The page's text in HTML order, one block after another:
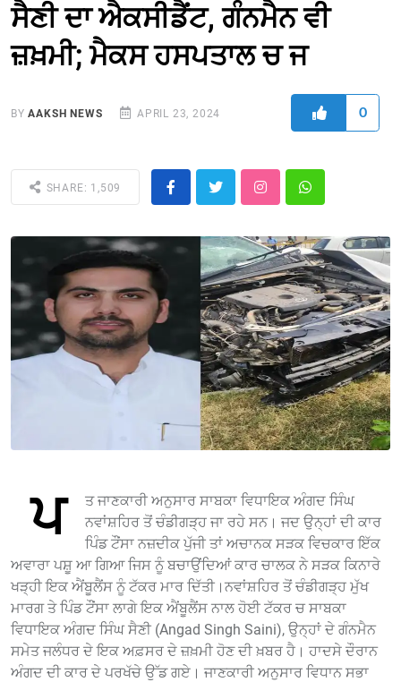
ਸੈਣੀ ਦਾ ਐਕਸੀਡੈਂਟ, ਗੰਨਮੈਨ ਵੀ
ਜ਼ਖ਼ਮੀ; ਮੈਕਸ ਹਸਪਤਾਲ ਚ ਜ
BYAAKSH NEWS APRIL 23, 2024 0
SHARE: 1,509
ਪ
ਤ ਜਾਣਕਾਰੀ ਅਨੁਸਾਰ ਸਾਬਕਾ ਵਿਧਾਇਕ ਅੰਗਦ ਸਿੰਘ
ਨਵਾਂਸ਼ਹਿਰ ਤੋਂ ਚੰਡੀਗੜ੍ਹ ਜਾ ਰਹੇ ਸਨ। ਜਦ ਉਨ੍ਹਾਂ ਦੀ ਕਾਰ
ਪਿੰਡ ਟੌਂਸਾ ਨਜ਼ਦੀਕ ਪੁੱਜੀ ਤਾਂ ਅਚਾਨਕ ਸੜਕ ਵਿਚਕਾਰ ਇੱਕ
ਅਵਾਰਾ ਪਸ਼ੂ ਆ ਗਿਆ ਜਿਸ ਨੂੰ ਬਚਾਉਂਦਿਆਂ ਕਾਰ ਚਾਲਕ ਨੇ ਸੜਕ ਕਿਨਾਰੇ
ਖੜ੍ਹੀ ਇਕ ਐਂਬੂਲੈਂਸ ਨੂੰ ਟੱਕਰ ਮਾਰ ਦਿੱਤੀ।ਨਵਾਂਸ਼ਹਿਰ ਤੋਂ ਚੰਡੀਗੜ੍ਹ ਮੁੱਖ
ਮਾਰਗ ਤੇ ਪਿੰਡ ਟੌਂਸਾ ਲਾਗੇ ਇਕ ਐਂਬੂਲੈਂਸ ਨਾਲ ਹੋਈ ਟੱਕਰ ਚ ਸਾਬਕਾ
ਵਿਧਾਇਕ ਅੰਗਦ ਸਿੰਘ ਸੈਣੀ (Angad Singh Saini), ਉਨ੍ਹਾਂ ਦੇ ਗੰਨਮੈਨ
ਸਮੇਤ ਜਲੰਧਰ ਦੇ ਇਕ ਅਫ਼ਸਰ ਦੇ ਜ਼ਖ਼ਮੀ ਹੋਣ ਦੀ ਖ਼ਬਰ ਹੈ। ਹਾਦਸੇ ਦੌਰਾਨ
ਅੰਗਦ ਦੀ ਕਾਰ ਦੇ ਪਰਖੱਚੇ ਉੱਡ ਗਏ। ਜਾਣਕਾਰੀ ਅਨੁਸਾਰ ਵਿਧਾਨ ਸਭਾ